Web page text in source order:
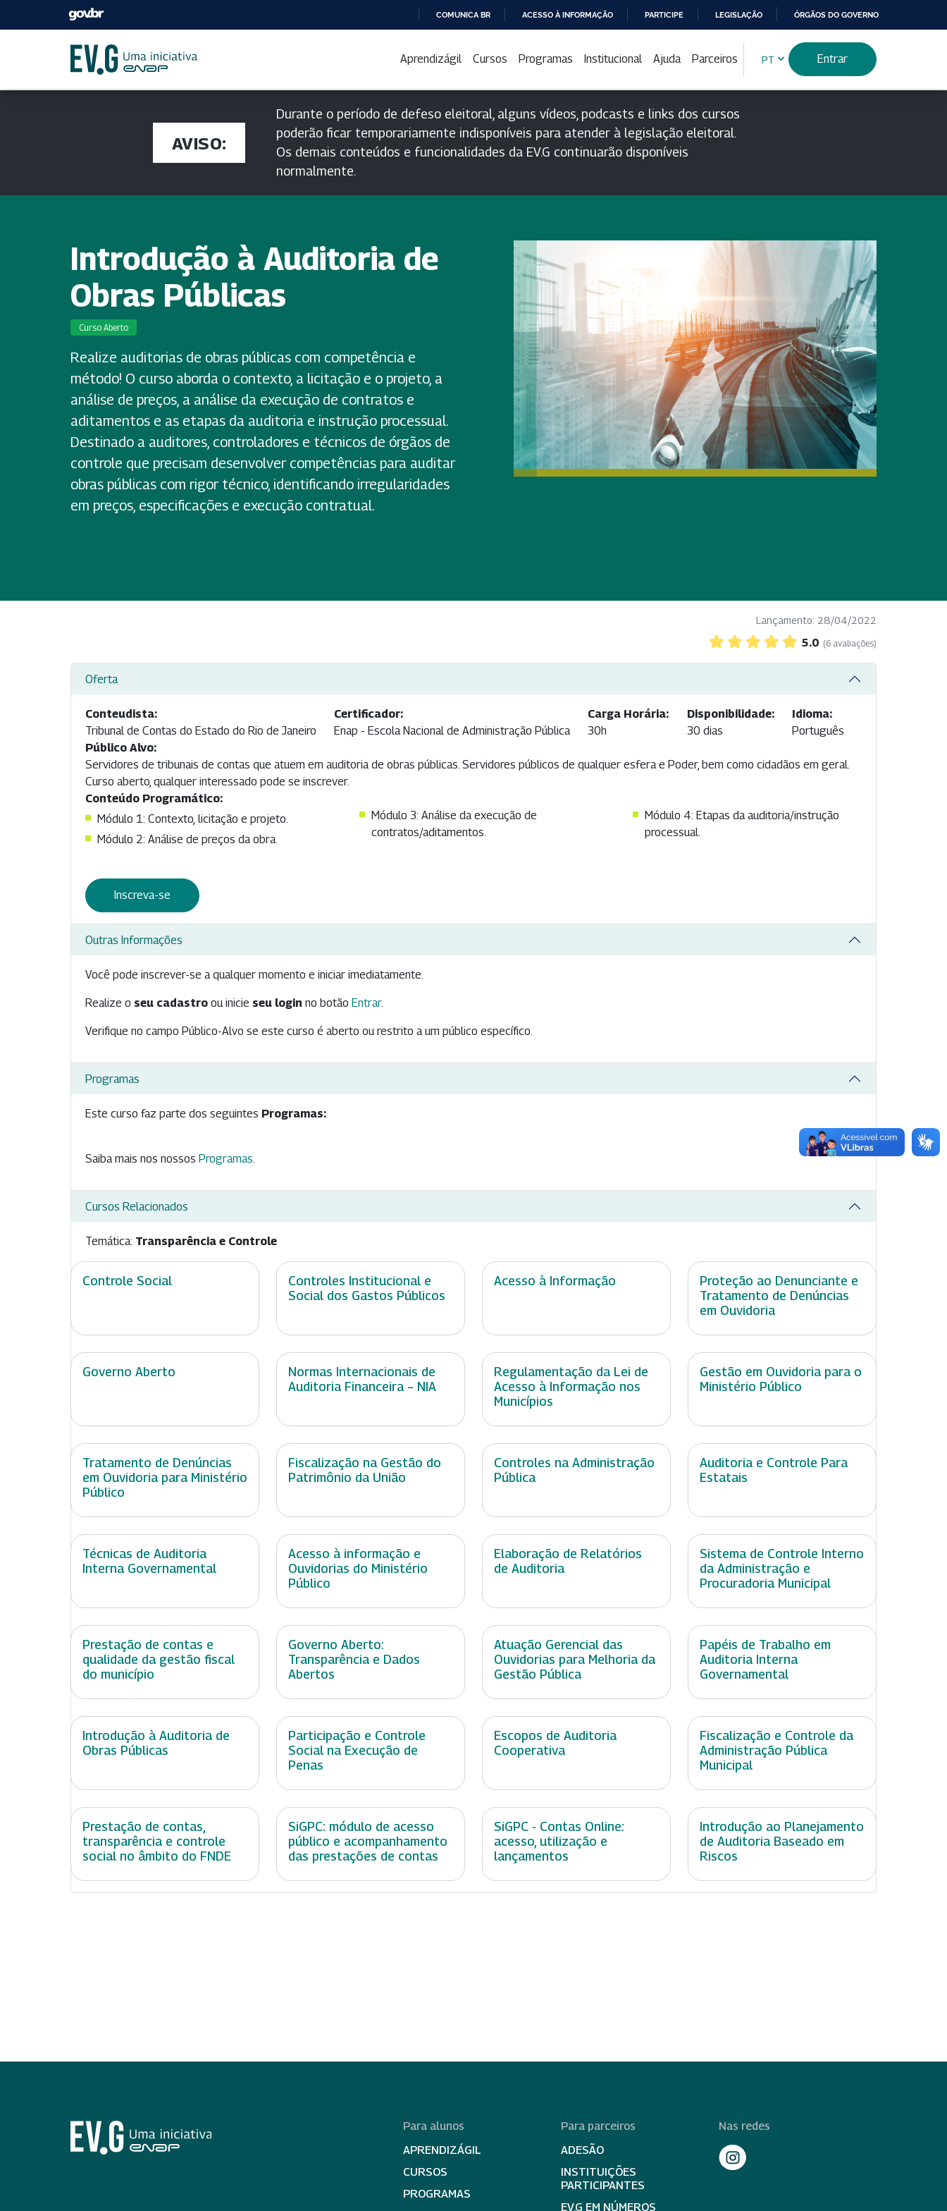
PARA
CONTEÚDO
COMUNICA BR ACESSO À INFORMAÇÃO PARTICIPE LEGISLAÇÃO ÓRGÃOS DO GOVERNO
Aprendizágil Cursos Programas Institucional Ajuda Parceiros PT Entrar
AVISO:
Durante o período de defeso eleitoral, alguns vídeos, podcasts e links dos cursos
poderão ficar temporariamente indisponíveis para atender à legislação eleitoral.
Os demais conteúdos e funcionalidades da EV.G continuarão disponíveis
normalmente.
Introdução à Auditoria de
Obras Públicas
Curso Aberto
Realize auditorias de obras públicas com competência e
método! O curso aborda o contexto, a licitação e o projeto, a
análise de preços, a análise da execução de contratos e
aditamentos e as etapas da auditoria e instrução processual.
Destinado a auditores, controladores e técnicos de órgãos de
controle que precisam desenvolver competências para auditar
obras públicas com rigor técnico, identificando irregularidades
em preços, especificações e execução contratual.
Lançamento: 28/04/2022
5.0 (6 avaliações)
Oferta
Conteudista:
Tribunal de Contas do Estado do Rio de Janeiro
Certificador:
Enap - Escola Nacional de Administração Pública
Carga Horária:
30h
Disponibilidade:
30 dias
Idioma:
Português
Público Alvo:
Servidores de tribunais de contas que atuem em auditoria de obras públicas. Servidores públicos de qualquer esfera e Poder, bem como cidadãos em geral.
Curso aberto, qualquer interessado pode se inscrever.
Conteúdo Programático:
Módulo 1: Contexto, licitação e projeto.
Módulo 2: Análise de preços da obra.
Módulo 3: Análise da execução de
contratos/aditamentos.
Módulo 4: Etapas da auditoria/instrução
processual.
Inscreva-se
Outras Informações
Você pode inscrever-se a qualquer momento e iniciar imediatamente.
Realize o seu cadastro ou inicie seu login no botão Entrar.
Verifique no campo Público-Alvo se este curso é aberto ou restrito a um público específico.
Programas
Este curso faz parte dos seguintes Programas:
Saiba mais nos nossos Programas.
Cursos Relacionados
Temática: Transparência e Controle
Controle Social
Controles Institucional e
Social dos Gastos Públicos
Acesso à Informação
Proteção ao Denunciante e
Tratamento de Denúncias
em Ouvidoria
Governo Aberto
Normas Internacionais de
Auditoria Financeira – NIA
Regulamentação da Lei de
Acesso à Informação nos
Municípios
Gestão em Ouvidoria para o
Ministério Público
Tratamento de Denúncias
em Ouvidoria para Ministério
Público
Fiscalização na Gestão do
Patrimônio da União
Controles na Administração
Pública
Auditoria e Controle Para
Estatais
Técnicas de Auditoria
Interna Governamental
Acesso à informação e
Ouvidorias do Ministério
Público
Elaboração de Relatórios
de Auditoria
Sistema de Controle Interno
da Administração e
Procuradoria Municipal
Prestação de contas e
qualidade da gestão fiscal
do município
Governo Aberto:
Transparência e Dados
Abertos
Atuação Gerencial das
Ouvidorias para Melhoria da
Gestão Pública
Papéis de Trabalho em
Auditoria Interna
Governamental
Introdução à Auditoria de
Obras Públicas
Participação e Controle
Social na Execução de
Penas
Escopos de Auditoria
Cooperativa
Fiscalização e Controle da
Administração Pública
Municipal
Prestação de contas,
transparência e controle
social no âmbito do FNDE
SiGPC: módulo de acesso
público e acompanhamento
das prestações de contas
SiGPC - Contas Online:
acesso, utilização e
lançamentos
Introdução ao Planejamento
de Auditoria Baseado em
Riscos
Para alunos
APRENDIZÁGIL
CURSOS
PROGRAMAS
Para parceiros
ADESÃO
INSTITUIÇÕES
PARTICIPANTES
EV.G EM NÚMEROS
Nas redes